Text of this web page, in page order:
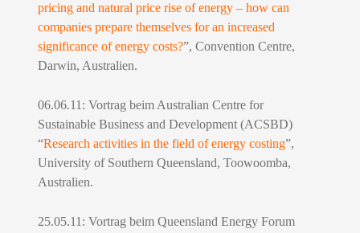
pricing and natural price rise of energy – how can
companies prepare themselves for an increased
significance of energy costs?”, Convention Centre,
Darwin, Australien.
06.06.11: Vortrag beim Australian Centre for
Sustainable Business and Development (ACSBD)
“Research activities in the field of energy costing”,
University of Southern Queensland, Toowoomba,
Australien.
25.05.11: Vortrag beim Queensland Energy Forum